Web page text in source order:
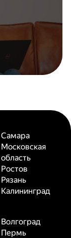
Самара
Московская
область
Ростов
Рязань
Калининград
Волгоград
Пермь